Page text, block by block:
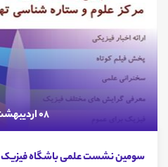
08 اردیبهشت 1393
سومین نشست علمی باشگاه فیزیک